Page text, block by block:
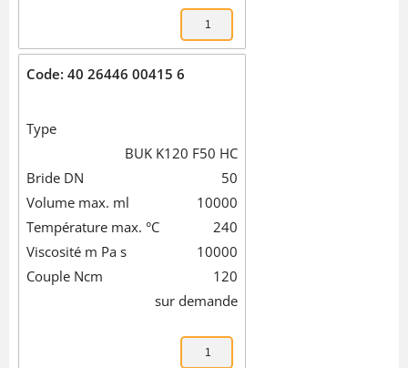
Code: 40 26446 00415 6
Type
BUK K120 F50 HC
Bride DN
50
Volume max. ml
10000
Température max. °C
240
Viscosité m Pa s
10000
Couple Ncm
120
sur demande